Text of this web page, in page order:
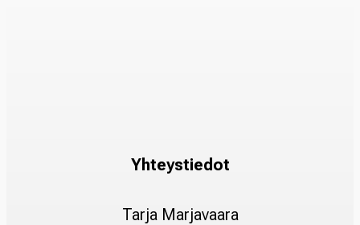
Yhteystiedot
Tarja Marjavaara